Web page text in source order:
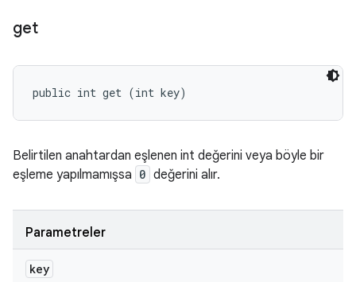
get
public int get (int key)
Belirtilen anahtardan eşlenen int değerini veya böyle bir
eşleme yapılmamışsa 0 değerini alır.
Parametreler
key